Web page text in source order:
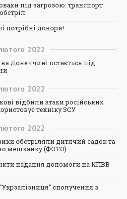
під загрозою: транспорт
потрібні донори!
2022
Донеччині остається під
2022
відбили атаки російських
техніку ЗСУ
2022
обстріляли дитячий садок та
мешканку (ФОТО)
надання допомоги на КПВВ
сполучення з